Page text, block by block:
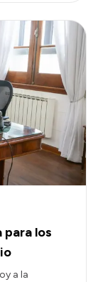
para los
a la